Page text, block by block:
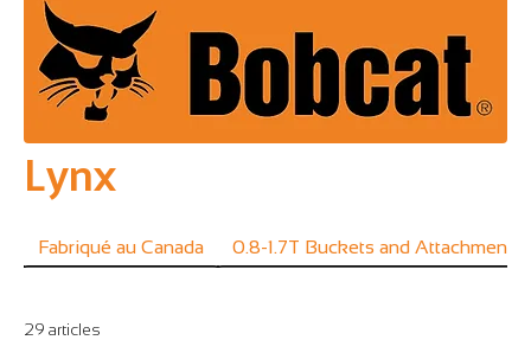
Lynx
Fabriqué au Canada 0.8-1.7T Buckets and Attachments
29 articles